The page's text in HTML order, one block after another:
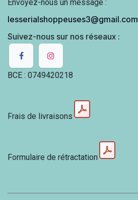
Envoyez-nous un message :
lesserialshoppeuses3@gmail.com
Suivez-nous sur nos réseaux :
BCE : 0749420218
Frais de livraisons
Formulaire de rétractation